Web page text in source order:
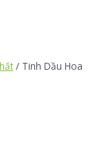
/ Tinh Dầu Hoa